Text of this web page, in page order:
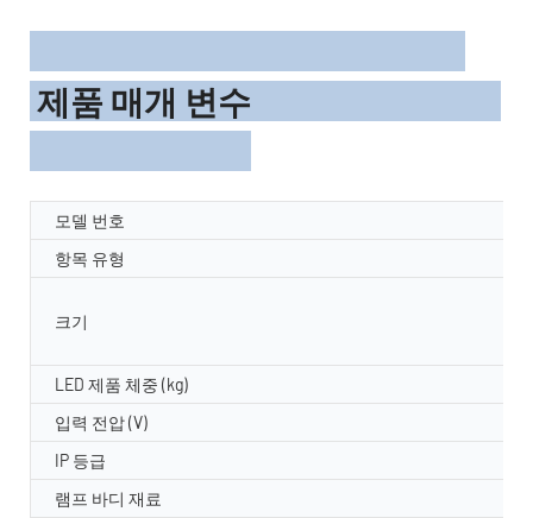
제품 매개 변수
모델 번호
항목 유형
크기
LED 제품 체중 (kg)
입력 전압 (V)
IP 등급
램프 바디 재료